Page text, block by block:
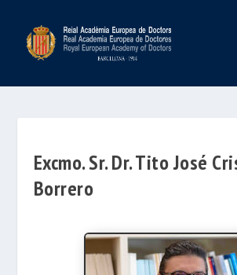
Excmo. Sr. Dr. Tito José
Borrero